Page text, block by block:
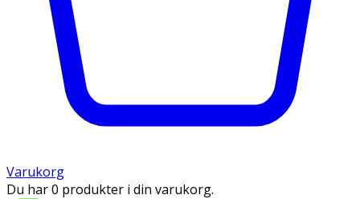
Varukorg
Du har 0 produkter i din varukorg.